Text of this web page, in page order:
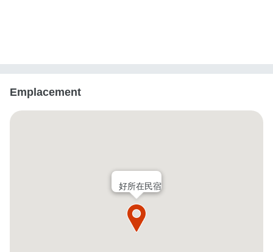
Emplacement
好所在民宿